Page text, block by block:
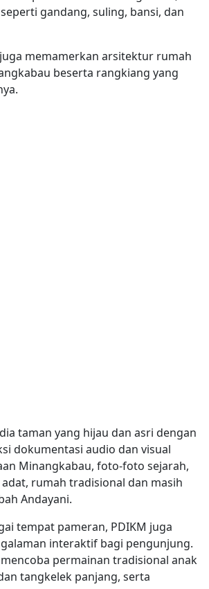
gandang, suling, bansi, dan
memamerkan arsitektur rumah
beserta rangkiang yang
taman yang hijau dan asri dengan
dokumentasi audio dan visual
Minangkabau, foto-foto sejarah,
rumah tradisional dan masih
Andayani.
tempat pameran, PDIKM juga
interaktif bagi pengunjung.
permainan tradisional anak
tangkelek panjang, serta